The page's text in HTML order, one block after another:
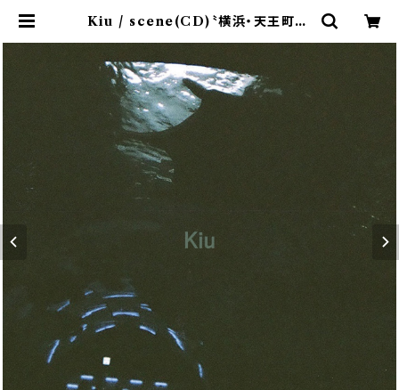
Kiu / scene(CD)〝横浜・天王町〟 |